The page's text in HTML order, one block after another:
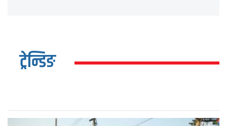
ट्रेन्डिङ